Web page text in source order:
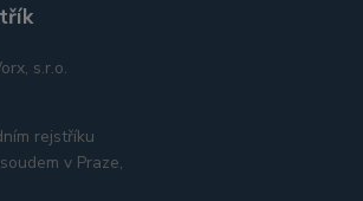
s.r.o.
rejstříku
v Praze,